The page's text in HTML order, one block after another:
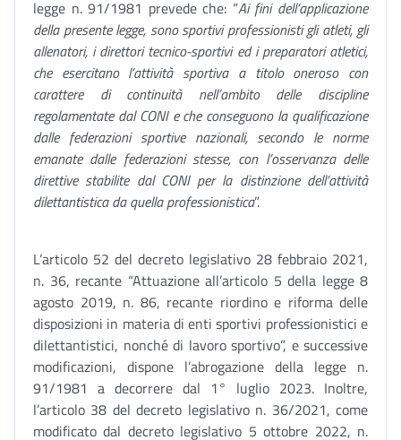
legge n. 91/1981 prevede che: “Ai fini dell’applicazione
della presente legge, sono sportivi professionisti gli atleti, gli
allenatori, i direttori tecnico-sportivi ed i preparatori atletici,
che esercitano l’attività sportiva a titolo oneroso con
carattere di continuità nell’ambito delle discipline
regolamentate dal CONI e che conseguono la qualificazione
dalle federazioni sportive nazionali, secondo le norme
emanate dalle federazioni stesse, con l’osservanza delle
direttive stabilite dal CONI per la distinzione dell’attività
dilettantistica da quella professionistica”.
L’articolo 52 del decreto legislativo 28 febbraio 2021,
n. 36, recante “Attuazione all’articolo 5 della legge 8
agosto 2019, n. 86, recante riordino e riforma delle
disposizioni in materia di enti sportivi professionistici e
dilettantistici, nonché di lavoro sportivo”, e successive
modificazioni, dispone l’abrogazione della legge n.
91/1981 a decorrere dal 1° luglio 2023. Inoltre,
l’articolo 38 del decreto legislativo n. 36/2021, come
modificato dal decreto legislativo 5 ottobre 2022, n.